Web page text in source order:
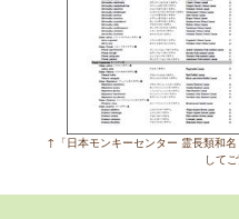
↑「日本モンキーセンター 霊長類和
して